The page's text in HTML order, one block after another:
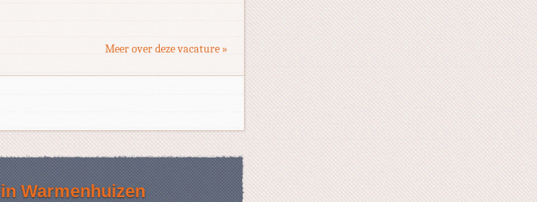
Meer over deze vacature »
Warmenhuizen